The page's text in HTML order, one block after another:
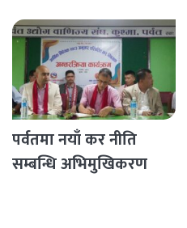
पर्वतमा नयाँ कर नीति
सम्बन्धि अभिमुखिकरण